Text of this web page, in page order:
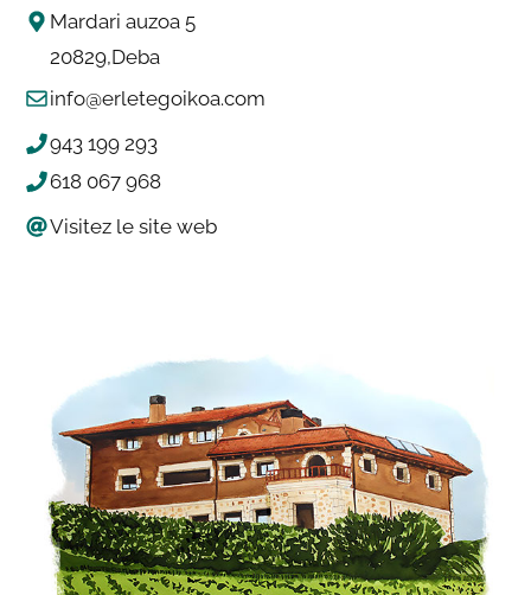
Mardari auzoa 5
20829 Deba
info@erletegoikoa.com
943 199 293
618 067 968
Visitez le site web